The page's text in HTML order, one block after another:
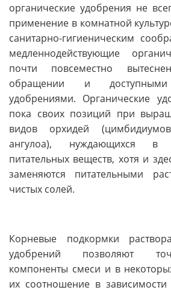
органические удобрения не
применение в комнатной
санитарно-гигиеническим
медленнодействующие
почти повсеместно
обращении и
удобрениями. Органические
пока своих позиций при
видов орхидей
ангулоа), нуждающихся в
питательных веществ, хотя и
заменяются питательными
чистых солей.
Корневые подкормки
удобрений позволяют
компоненты смеси и в
их соотношение в